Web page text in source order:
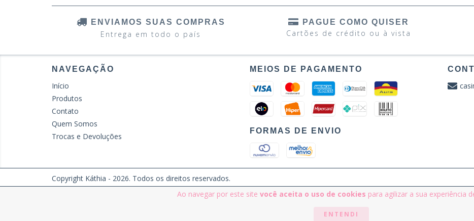
Ao navegar por este site você aceita o uso de cookies para agilizar a sua experiência
ENTENDI
ENVIAMOS SUAS COMPRAS
Entrega em todo o país
PAGUE COMO QUISER
Cartões de crédito ou à vista
NAVEGAÇÃO
Início
Produtos
Contato
Quem Somos
Trocas e Devoluções
MEIOS DE PAGAMENTO
FORMAS DE ENVIO
Copyright Káthia - 2026. Todos os direitos reservados.